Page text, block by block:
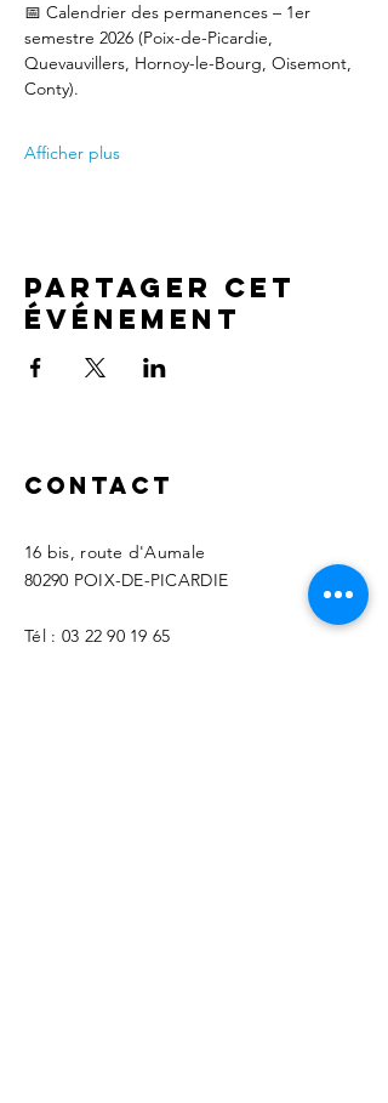
📅 Calendrier des permanences – 1er
semestre 2026 (Poix-de-Picardie,
Quevauvillers, Hornoy-le-Bourg, Oisemont,
Conty).
Afficher plus
Partager cet
événement
Contact
16 bis, route d'Aumale
80290 POIX-DE-PICARDIE
Tél : 03 22 90 19 65